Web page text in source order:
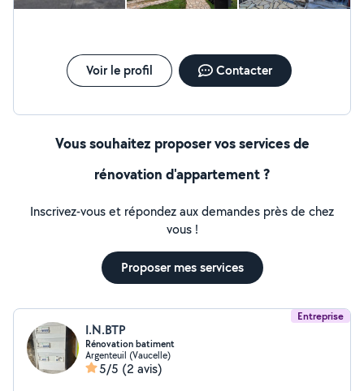
Voir le profil Contacter
Vous souhaitez proposer vos services de
rénovation d'appartement ?
Inscrivez-vous et répondez aux demandes près de chez
vous !
Proposer mes services
Entreprise
I.N.BTP
Rénovation batiment
Argenteuil (Vaucelle)
5/5 (2 avis)